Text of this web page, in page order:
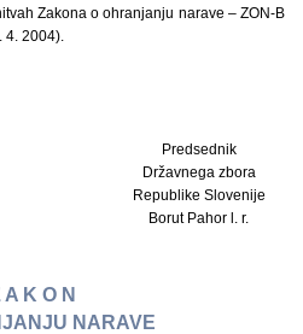
Zakona o ohranjanju narave – ZON-B
4. 2004).
Predsednik
Državnega zbora
Republike Slovenije
Borut Pahor l. r.
A K O N
NARAVE